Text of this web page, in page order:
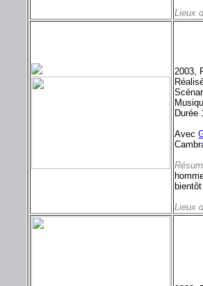
Lieux
2003,
Durée
Avec
Lieux